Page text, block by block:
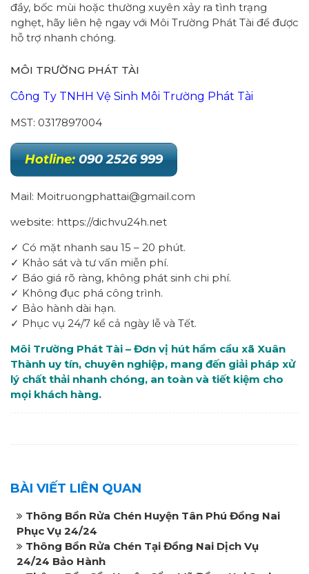
đầy, bốc mùi hoặc thường xuyên xảy ra tình trạng
nghẹt, hãy liên hệ ngay với Môi Trường Phát Tài để được
hỗ trợ nhanh chóng.
MÔI TRƯỜNG PHÁT TÀI
Công Ty TNHH Vệ Sinh Môi Trường Phát Tài
MST: 0317897004
Hotline: 090 2526 999
Mail: Moitruongphattai@gmail.com
website: https://dichvu24h.net
✓ Có mặt nhanh sau 15 – 20 phút.
✓ Khảo sát và tư vấn miễn phí.
✓ Báo giá rõ ràng, không phát sinh chi phí.
✓ Không đục phá công trình.
✓ Bảo hành dài hạn.
✓ Phục vụ 24/7 kể cả ngày lễ và Tết.
Môi Trường Phát Tài – Đơn vị hút hầm cầu xã Xuân
Thành uy tín, chuyên nghiệp, mang đến giải pháp xử
lý chất thải nhanh chóng, an toàn và tiết kiệm cho
mọi khách hàng.
BÀI VIẾT LIÊN QUAN
Thông Bồn Rửa Chén Huyện Tân Phú Đồng Nai
Phục Vụ 24/24
Thông Bồn Rửa Chén Tại Đồng Nai Dịch Vụ
24/24 Bảo Hành